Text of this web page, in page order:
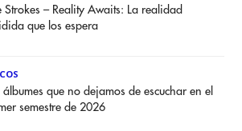
Strokes – Reality Awaits: La realidad
que los espera
álbumes que no dejamos de escuchar en el
semestre de 2026